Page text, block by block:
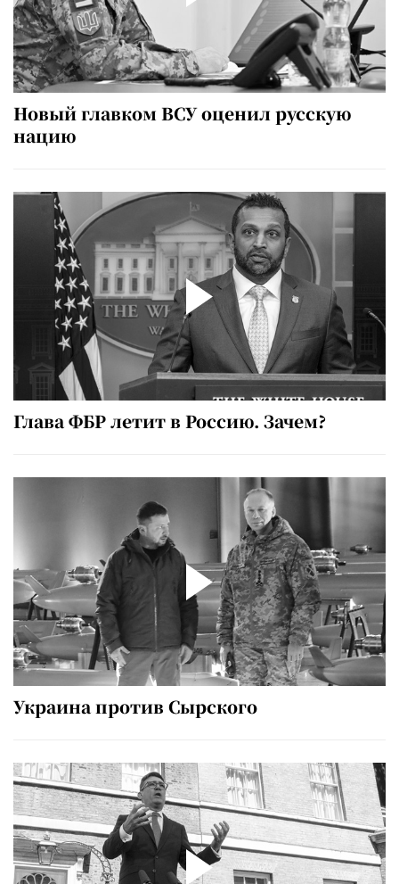
Новый главком ВСУ оценил русскую
нацию
Глава ФБР летит в Россию. Зачем?
Украина против Сырского